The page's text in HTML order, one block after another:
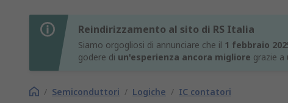
Reindirizzamento al sito di RS Italia
Siamo orgogliosi di annunciare che il 1 febbraio
godere di un'esperienza ancora migliore grazie
/ Semiconduttori / Logiche / IC contatori